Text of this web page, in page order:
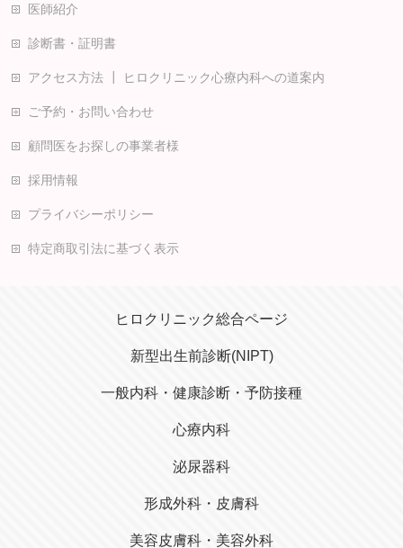
医師紹介
診断書・証明書
アクセス方法 ┃ ヒロクリニック心療内科への道案内
ご予約・お問い合わせ
顧問医をお探しの事業者様
採用情報
プライバシーポリシー
特定商取引法に基づく表示
ヒロクリニック総合ページ
新型出生前診断(NIPT)
一般内科・健康診断・予防接種
心療内科
泌尿器科
形成外科・皮膚科
美容皮膚科・美容外科